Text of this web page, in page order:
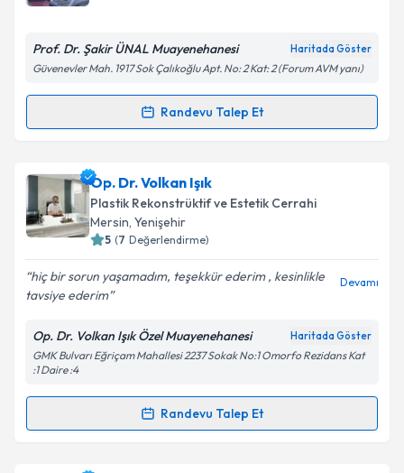
Kişisel verilerimin işlenmesine ilişkin
Metni'ni okudum ve kişisel verilerimin belirtilen
Takvim Talebini Gönder
Prof. Dr. Şakir ÜNAL Muayenehanesi Haritada Göster
Güvenevler Mah. 1917 Sok Çalıkoğlu Apt. No: 2 Kat: 2 (Forum AVM yanı)
Randevu Talep Et
Randevu Takvimi Talebi
Prof. Dr. Şakir Ünaliçin randevu takvimi talebi
oluşturun. Size bu uzmandan randevu almanız için bir
takvim hazırlandığında e-posta ile bilgilendireceğiz.
Kişisel verilerimin işlenmesine ilişkin
Aydınlatma
Metni'ni okudum ve kişisel verilerimin belirtilen
Takvim Talebini Gönder
Op. Dr. Volkan Işık
Plastik Rekonstrüktif ve Estetik Cerrahi
Mersin, Yenişehir
5 (7 Değerlendirme)
hiç bir sorun yaşamadım, teşekkür ederim , kesinlikle
tavsiye ederim
Devamı
Op. Dr. Volkan Işık Özel Muayenehanesi Haritada Göster
GMK Bulvarı Eğriçam Mahallesi 2237 Sokak No:1 Omorfo Rezidans Kat
:1 Daire :4
Randevu Talep Et
Randevu Takvimi Talebi